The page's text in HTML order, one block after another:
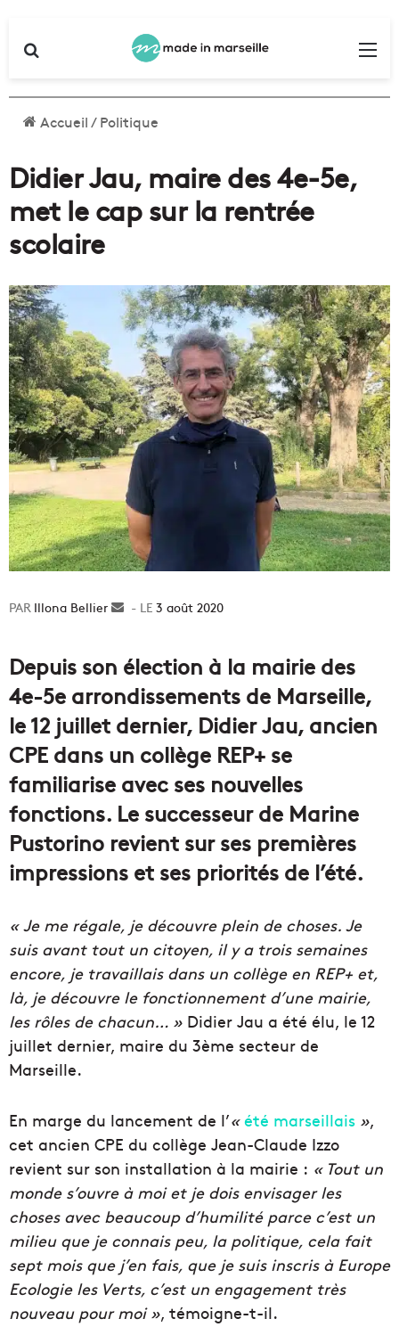
Accueil/Politique
Didier Jau, maire des 4e-5e,
met le cap sur la rentrée
scolaire
Illona Bellier
Envoyer3 août 2020
Depuis son élection à la mairie des
4e-5e arrondissements de Marseille,
le 12 juillet dernier, Didier Jau, ancien
CPE dans un collège REP+ se
familiarise avec ses nouvelles
fonctions. Le successeur de Marine
Pustorino revient sur ses premières
impressions et ses priorités de l’été.
« Je me régale, je découvre plein de choses. Je
suis avant tout un citoyen, il y a trois semaines
encore, je travaillais dans un collège en REP+ et,
là, je découvre le fonctionnement d’une mairie,
les rôles de chacun… » Didier Jau a été élu, le 12
juillet dernier, maire du 3ème secteur de
Marseille.
En marge du lancement de l’«été marseillais »,
cet ancien CPE du collège Jean-Claude Izzo
revient sur son installation à la mairie : « Tout un
monde s’ouvre à moi et je dois envisager les
choses avec beaucoup d’humilité parce c’est un
milieu que je connais peu, la politique, cela fait
sept mois que j’en fais, que je suis inscris à Europe
Ecologie les Verts, c’est un engagement très
nouveau pour moi », témoigne-t-il.